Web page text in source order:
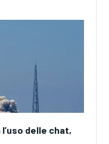
delle chat,